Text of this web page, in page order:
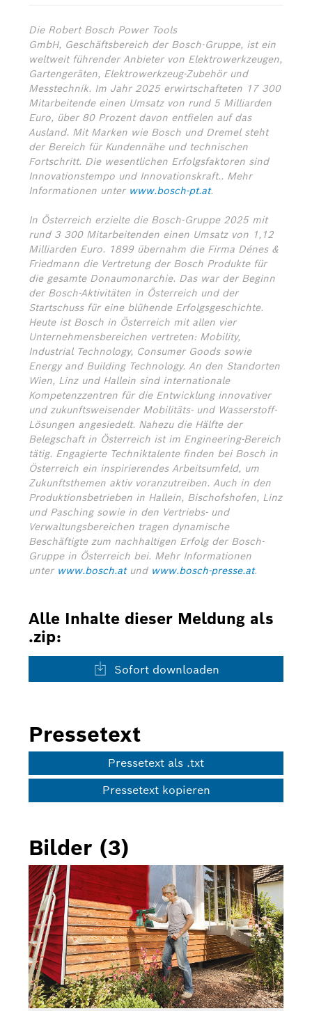
Die Robert Bosch Power Tools
GmbH, Geschäftsbereich der Bosch-Gruppe, ist ein
weltweit führender Anbieter von Elektrowerkzeugen,
Gartengeräten, Elektrowerkzeug-Zubehör und
Messtechnik. Im Jahr 2025 erwirtschafteten 17 300
Mitarbeitende einen Umsatz von rund 5 Milliarden
Euro, über 80 Prozent davon entfielen auf das
Ausland. Mit Marken wie Bosch und Dremel steht
der Bereich für Kundennähe und technischen
Fortschritt. Die wesentlichen Erfolgsfaktoren sind
Innovationstempo und Innovationskraft.. Mehr
Informationen unter www.bosch-pt.at.
In Österreich erzielte die Bosch-Gruppe 2025 mit
rund 3 300 Mitarbeitenden einen Umsatz von 1,12
Milliarden Euro. 1899 übernahm die Firma Dénes &
Friedmann die Vertretung der Bosch Produkte für
die gesamte Donaumonarchie. Das war der Beginn
der Bosch-Aktivitäten in Österreich und der
Startschuss für eine blühende Erfolgsgeschichte.
Heute ist Bosch in Österreich mit allen vier
Unternehmensbereichen vertreten: Mobility,
Industrial Technology, Consumer Goods sowie
Energy and Building Technology. An den Standorten
Wien, Linz und Hallein sind internationale
Kompetenzzentren für die Entwicklung innovativer
und zukunftsweisender Mobilitäts- und Wasserstoff-
Lösungen angesiedelt. Nahezu die Hälfte der
Belegschaft in Österreich ist im Engineering-Bereich
tätig. Engagierte Techniktalente finden bei Bosch in
Österreich ein inspirierendes Arbeitsumfeld, um
Zukunftsthemen aktiv voranzutreiben. Auch in den
Produktionsbetrieben in Hallein, Bischofshofen, Linz
und Pasching sowie in den Vertriebs- und
Verwaltungsbereichen tragen dynamische
Beschäftigte zum nachhaltigen Erfolg der Bosch-
Gruppe in Österreich bei. Mehr Informationen
unter www.bosch.atund www.bosch-presse.at.
Alle Inhalte dieser Meldung als
.zip:
Sofort downloaden
Pressetext
Pressetext als .txt
Pressetext kopieren
Bilder (3)